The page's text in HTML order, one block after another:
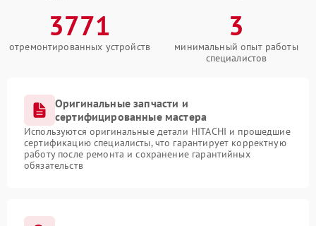
3771
отремонтированных устройств
3
минимальный опыт работы
специалистов
Оригинальные запчасти и
сертифицированные мастера
Используются оригинальные детали HITACHI и прошедшие
сертификацию специалисты, что гарантирует корректную
работу после ремонта и сохранение гарантийных
обязательств